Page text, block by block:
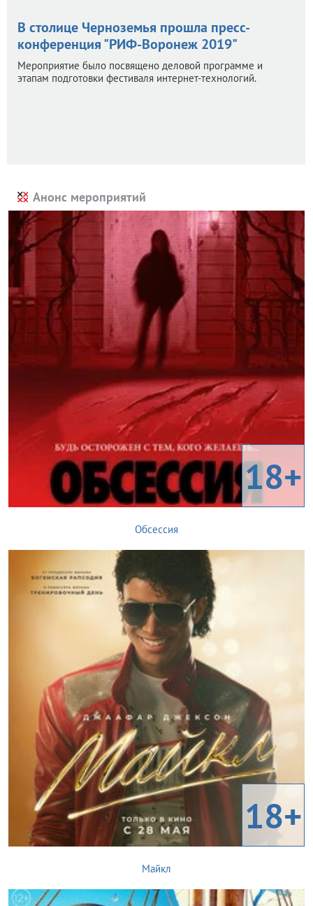
В столице Черноземья прошла пресс-
конференция "РИФ-Воронеж 2019"
Мероприятие было посвящено деловой программе и
этапам подготовки фестиваля интернет-технологий.
Анонс мероприятий
18+
Обсессия
18+
Майкл